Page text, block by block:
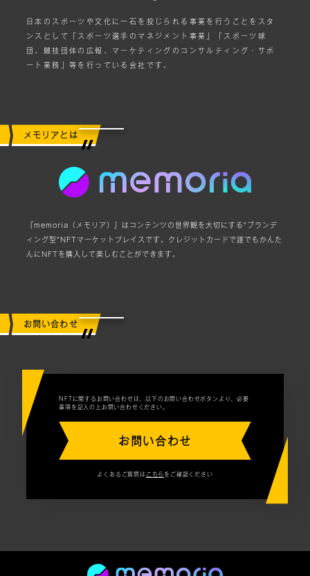
日本のスポーツや文化に一石を投じられる事業を行うことをスタ
ンスとして「スポーツ選手のマネジメント事業」「スポーツ球
団、競技団体の広報、マーケティングのコンサルティング・サポ
ート業務」等を行っている会社です。
メモリアとは
『memoria（メモリア）』はコンテンツの世界観を大切にする"ブランデ
ィング型"NFTマーケットプレイスです。クレジットカードで誰でもかんた
んにNFTを購入して楽しむことができます。
お問い合わせ
NFTに関するお問い合わせは、以下のお問い合わせボタンより、必要
事項を記入の上お問い合わせください。
お問い合わせ
よくあるご質問は こちら をご確認ください